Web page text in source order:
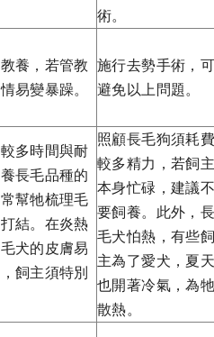
術。
養，若管教
易變暴躁。
施行去勢手術，可
避免以上問題。
多時間與耐
長毛品種的
幫牠梳理毛
結。在炎熱
犬的皮膚易
飼主須特別
照顧長毛狗須耗費
較多精力，若飼主
本身忙碌，建議不
要飼養。此外，長
毛犬怕熱，有些飼
主為了愛犬，夏天
也開著冷氣，為牠
散熱。